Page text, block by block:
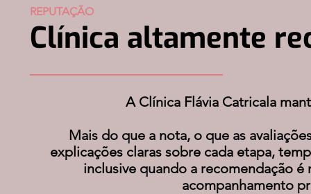
REPUTAÇÃO
Clínica altamente
A Clínica Flávia Catricala
Mais do que a nota, o que as
explicações claras sobre cada etapa,
inclusive quando a recomendação
acompanhamento